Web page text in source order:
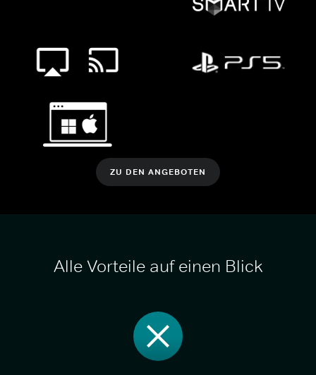
ZU DEN ANGEBOTEN
Alle Vorteile auf einen Blick